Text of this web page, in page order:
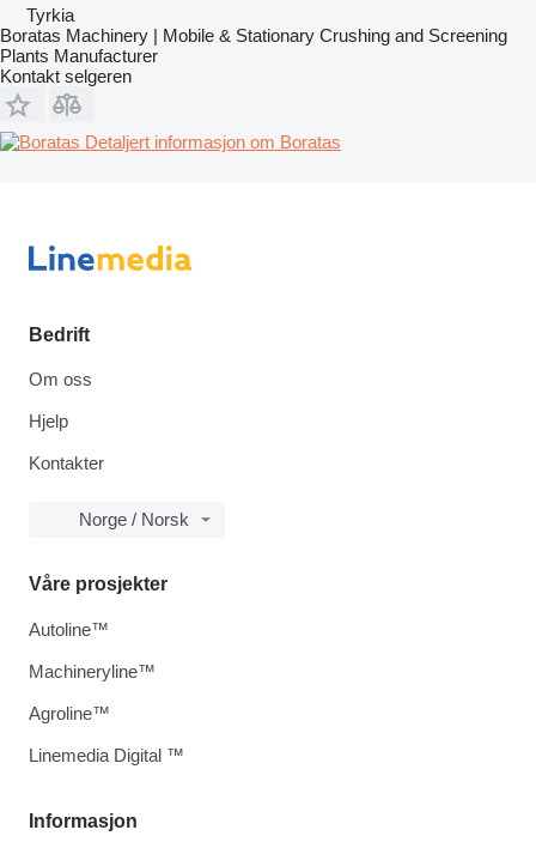
Tyrkia
Boratas Machinery | Mobile & Stationary Crushing and Screening
Plants Manufacturer
Kontakt selgeren
Detaljert informasjon om Boratas
Bedrift
Om oss
Hjelp
Kontakter
Norge / Norsk
Informasjon
Våre prosjekter
Autoline™
Machineryline™
Agroline™
Linemedia Digital ™